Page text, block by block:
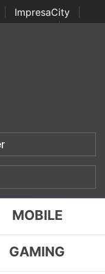
ImpresaCity
Awards | Italian
Awards
MOBILE
GAMING